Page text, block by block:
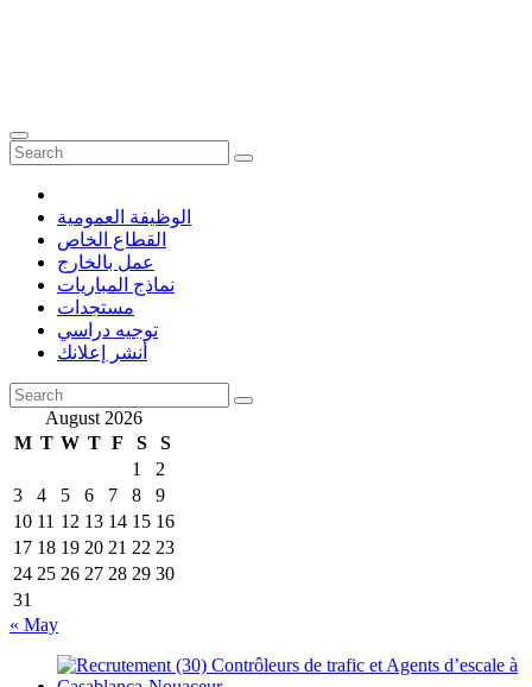
الوظيفة العمومية
القطاع الخاص
عمل بالخارج
نماذج المباريات
مستجدات
توجيه دراسي
أنشر إعلانك
August 2026
M T W T F S
S
1
2
3
4 5 6 7 8
9
10 11 12 13 14 15 16
17 18 19 20 21 22 23
24 25 26 27 28 29 30
31
« May